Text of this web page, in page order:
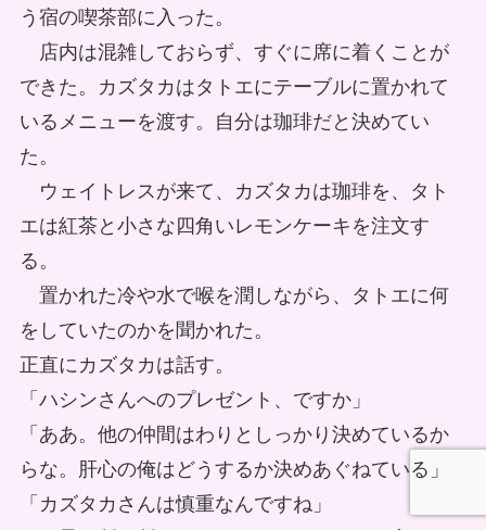
う宿の喫茶部に入った。
店内は混雑しておらず、すぐに席に着くことが
できた。カズタカはタトエにテーブルに置かれて
いるメニューを渡す。自分は珈琲だと決めてい
た。
ウェイトレスが来て、カズタカは珈琲を、タト
エは紅茶と小さな四角いレモンケーキを注文す
る。
置かれた冷や水で喉を潤しながら、タトエに何
をしていたのかを聞かれた。
正直にカズタカは話す。
「ハシンさんへのプレゼント、ですか」
「ああ。他の仲間はわりとしっかり決めているか
らな。肝心の俺はどうするか決めあぐねている」
「カズタカさんは慎重なんですね」